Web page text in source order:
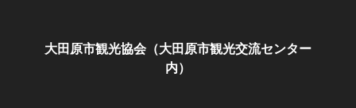
大田原市観光協会（大田原市観光交流センター
内）